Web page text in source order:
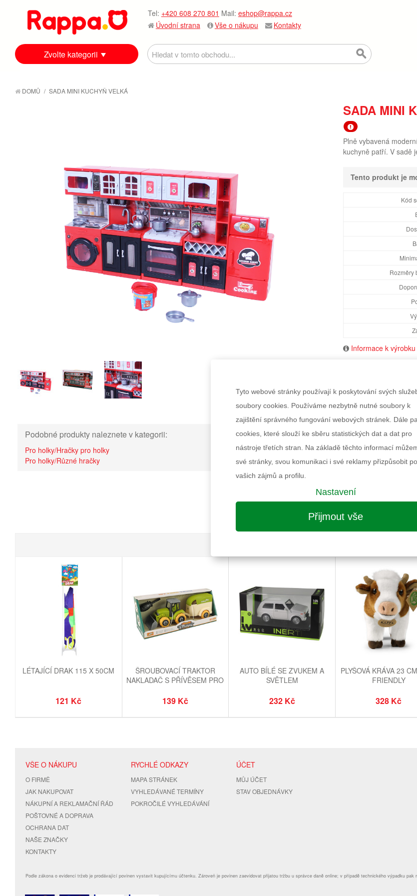
Tel: +420 608 270 801 Mail: eshop@rappa.cz
Úvodní strana
Vše o nákupu Kontakty
Zvolte kategorii
DOMŮ / SADA MINI KUCHYŇ VELKÁ
Podobné produkty naleznete v kategorii:
Pro holky/Hračky pro holky
Pro holky/Různé hračky
SADA MINI
Plně vybavená
kuchyně patří. V sadě
Tento produkt je
Kód
Rozměry
Informace k výrobku
LÉTAJÍCÍ DRAK 115 X 50CM
121 Kč
ŠROUBOVACÍ TRAKTOR
NAKLADAČ S PŘÍVĚSEM PRO
139 Kč
AUTO BÍLÉ SE ZVUKEM A
SVĚTLEM
232 Kč
PLYŠOVÁ KRÁVA 23
FRIENDLY
328 Kč
VŠE O NÁKUPU
O FIRMĚ
JAK NAKUPOVAT
NÁKUPNÍ A REKLAMAČNÍ ŘÁD
POŠTOVNÉ A DOPRAVA
OCHRANA DAT
NAŠE ZNAČKY
KONTAKTY
RYCHLÉ ODKAZY
MAPA STRÁNEK
VYHLEDÁVANÉ TERMÍNY
POKROČILÉ VYHLEDÁVÁNÍ
ÚČET
MŮJ ÚČET
STAV OBJEDNÁVKY
Podle zákona o evidenci tržeb je prodávající povinen vystavit kupujícímu účtenku. Zároveň je povinen zaevidovat přijatou tržbu u správce daně online; v případě technického výpadku pak
Tyto webové stránky používají k poskytování svých
soubory cookies. Používáme nezbytně nutné soubory k
zajištění správného fungování webových stránek. Dále
cookies, které slouží ke sběru statistických dat a dat pro
nástroje třetích stran. Na základě těchto informací
své stránky, svou komunikaci i své reklamy přizpůsobit
vašich zájmů a profilu.
Nastavení
Přijmout vše